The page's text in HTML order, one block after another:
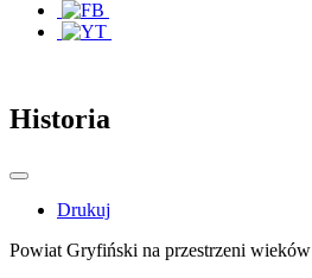
Historia
Drukuj
Powiat Gryfiński na przestrzeni wieków